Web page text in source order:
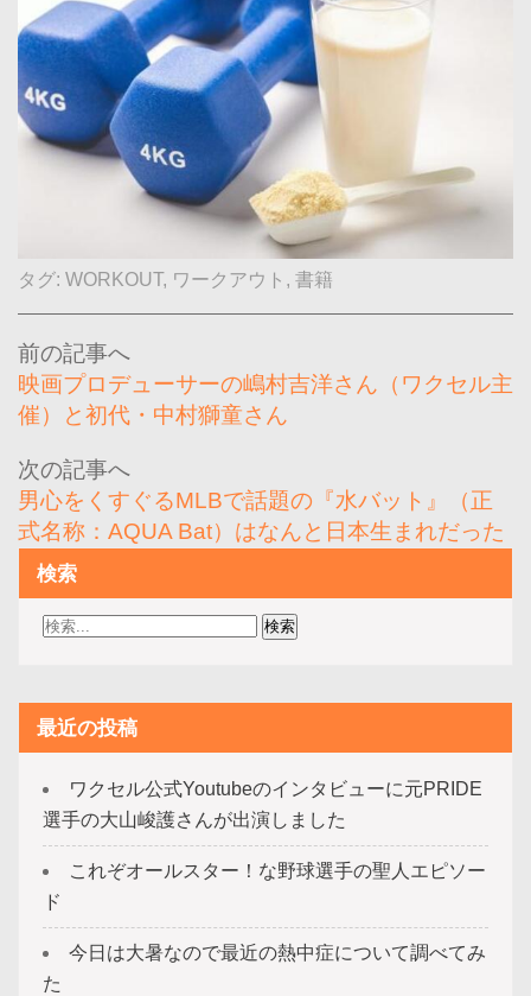
タグ: WORKOUT, ワークアウト , 書籍
投
稿
ナ
ビ
ゲ
ー
シ
ョ
ン
映画プロデューサーの嶋村吉洋さん（ワクセル主
催）と初代・中村獅童さん
男心をくすぐるMLBで話題の『水バット』（正
式名称：AQUA Bat）はなんと日本生まれだった
検索
最近の投稿
ワクセル公式Youtubeのインタビューに元PRIDE
選手の大山峻護さんが出演しました
これぞオールスター！な野球選手の聖人エピソー
ド
今日は大暑なので最近の熱中症について調べてみ
た